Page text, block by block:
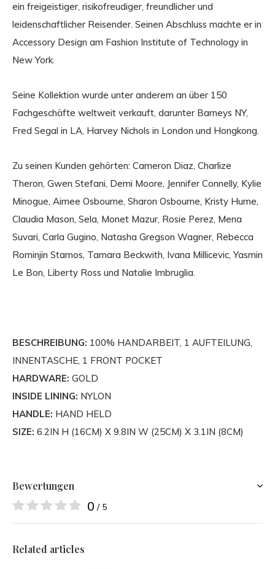
ein freigeistiger, risikofreudiger, freundlicher und
leidenschaftlicher Reisender. Seinen Abschluss machte er in
Accessory Design am Fashion Institute of Technology in
New York.
Seine Kollektion wurde unter anderem an über 150
Fachgeschäfte weltweit verkauft, darunter Barneys NY,
Fred Segal in LA, Harvey Nichols in London und Hongkong.
Zu seinen Kunden gehörten: Cameron Diaz, Charlize
Theron, Gwen Stefani, Demi Moore, Jennifer Connelly, Kylie
Minogue, Aimee Osbourne, Sharon Osbourne, Kristy Hume,
Claudia Mason, Sela, Monet Mazur, Rosie Perez, Mena
Suvari, Carla Gugino, Natasha Gregson Wagner, Rebecca
Rominjin Stamos, Tamara Beckwith, Ivana Millicevic, Yasmin
Le Bon, Liberty Ross und Natalie Imbruglia.
BESCHREIBUNG: 100% HANDARBEIT, 1 AUFTEILUNG,
INNENTASCHE, 1 FRONT POCKET
HARDWARE: GOLD
INSIDE LINING: NYLON
HANDLE: HAND HELD
SIZE: 6.2IN H (16CM) X 9.8IN W (25CM) X 3.1IN (8CM)
Bewertungen
0 / 5
Related articles